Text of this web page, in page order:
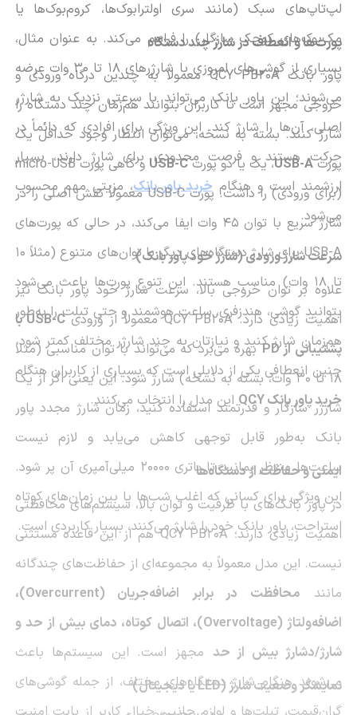
لپ‌تاپ‌های سبک (مانند سری اولترابوک‌ها، کروم‌بوک‌ها یا
مک‌بوک‌های کوچک سازگار) را فراهم می‌کند. به عنوان مثال،
بسیاری از گوشی‌های امروزی با شارژرهای ۱۸ تا ۳۰ وات عرضه
می‌شوند؛ این پاور بانک می‌تواند با سرعتی نزدیک به شارژر
اصلی، آن‌ها را شارژ کند. این ویژگی برای افرادی که دائماً در
حرکت هستند و فرصت محدودی برای شارژ دارند، بسیار
ارزشمند است و هنگامخرید پاور بانک، مزیتی مهم محسوب
می‌شود.
پورت‌ها و انعطاف در شارژ چند دستگاه
پاور بانک QCY PB20A معمولاً به چندین درگاه ورودی و
خروجی مجهز است تا کاربران بتوانند هم‌زمان چند دستگاه را
شارژ کنند. بسته به نسخه، می‌توان انتظار وجود حداقل یک
پورتUSB-A، یک یا دو پورتUSB-C
و گاهی پورت micro-USB
(برای ورودی) را داشت. پورت USB-C معمولاً نقش اصلی را در
شارژ سریع با توان ۴۵ وات ایفا می‌کند، در حالی که پورت‌های
USB-A برای شارژ دستگاه‌های دیگر با توان‌های متنوع (مثلاً ۱۰
تا ۱۸ وات) مناسب هستند. این تنوع پورت‌ها باعث می‌شود
بتوانید گوشی، هندزفری، ساعت هوشمند و حتی تبلت را به‌طور
هم‌زمان شارژ کنید و نیازتان به چند شارژر مختلف کمتر شود.
چنین انعطافی یکی از دلایلی است که بسیاری از کاربران هنگام
خرید پاور بانک QCY
این مدل را انتخاب می‌کنند.
سرعت شارژ ورودی (شارژ خود پاور بانک)
علاوه بر توان خروجی بالا، سرعت شارژ خود پاور بانک نیز
اهمیت زیادی دارد. QCY PB20A معمولاً از ورودی
USB-C با
پشتیبانی از PD
بهره می‌برد که می‌تواند با توان مناسبی (مثلاً
۱۸ تا ۳۰ وات، بسته به نسخه) شارژ شود. این یعنی اگر از یک
شارژر سازگار و قدرتمند استفاده کنید، زمان شارژ مجدد پاور
بانک به‌طور قابل توجهی کاهش می‌یابد و لازم نیست
ساعت‌ها منتظر بمانید تا باتری ۲۰۰۰۰ میلی‌آمپری آن پر شود.
این ویژگی برای کسانی که اغلب شب‌ها یا بین زمان‌های کوتاه
استراحت، پاور بانک خود را شارژ می‌کنند، بسیار کاربردی است.
ایمنی و حفاظت از دستگاه‌ها
در پاور بانک‌های با ظرفیت و توان بالا، سیستم‌های محافظتی
اهمیت زیادی دارند؛ QCY PB20A هم از این قاعده مستثنی
نیست. این مدل معمولاً به مجموعه‌ای از حفاظت‌های چندگانه
مانند
محافظت در برابر اضافه‌جریان (Overcurrent)،
اضافه‌ولتاژ (Overvoltage)، اتصال کوتاه، دمای بیش از حد و
شارژ/دشارژ بیش از حد مجهز است. این سیستم‌ها باعث
می‌شوند هنگام شارژ دستگاه‌های مختلف، از جمله گوشی‌های
نمایشگر وضعیت شارژ (LED یا دیجیتال)